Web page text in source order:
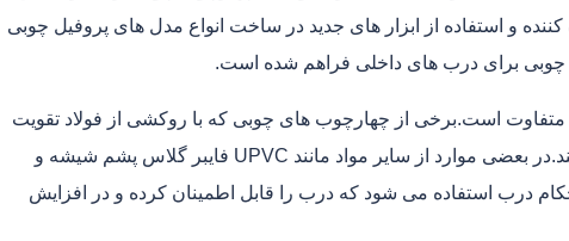
و استفاده از ابزار های جدید در ساخت انواع مدل های پروفیل چوبی
است.برخی از چهارچوب های چوبی که با روکشی از فولاد تقویت
شده پوشانده می شوند دارای استحکام بیشتری هستند.در بعضی موارد از سایر مواد مانند UPVC فایبر گلاس پشم شیشه و
درب استفاده می شود که درب را قابل اطمینان کرده و در افزایش